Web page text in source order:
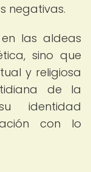
negativas.
las aldeas
sino que
y religiosa
de la
identidad
con lo